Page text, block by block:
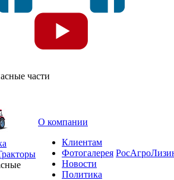
части
О компании
Клиентам
Фотогалерея
Новости
Политика